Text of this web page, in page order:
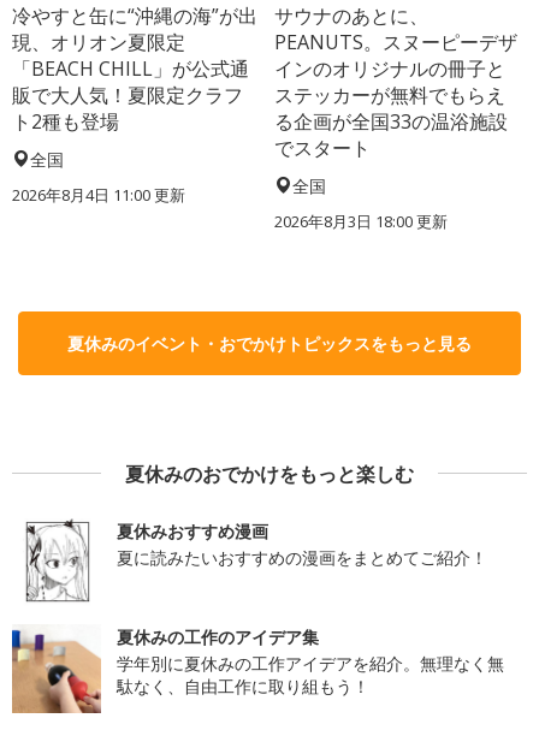
冷やすと缶に“沖縄の海”が出
現、オリオン夏限定
「BEACH CHILL」が公式通
販で大人気！夏限定クラフ
ト2種も登場
全国
2026年8月4日 11:00更新
サウナのあとに、
PEANUTS。スヌーピーデザ
インのオリジナルの冊子と
ステッカーが無料でもらえ
る企画が全国33の温浴施設
でスタート
全国
2026年8月3日 18:00更新
夏休みのイベント・おでかけトピックスをもっと見る
夏休みのおでかけをもっと楽しむ
夏休みおすすめ漫画
夏に読みたいおすすめの漫画をまとめてご紹介！
夏休みの工作のアイデア集
学年別に夏休みの工作アイデアを紹介。無理なく無
駄なく、自由工作に取り組もう！